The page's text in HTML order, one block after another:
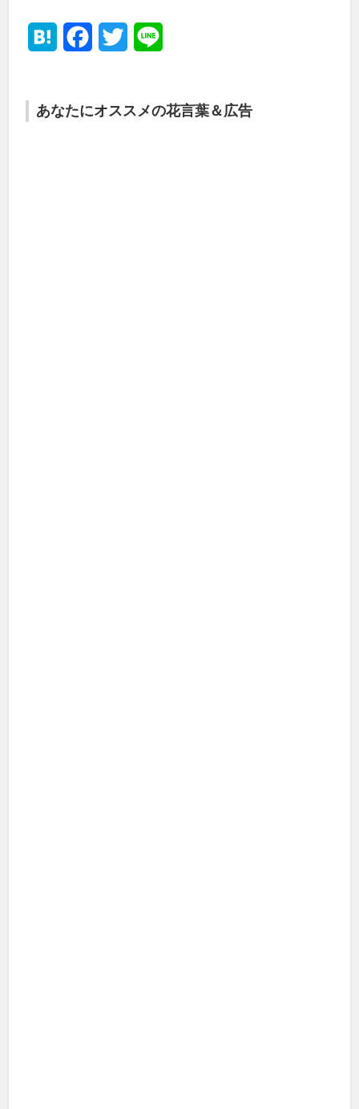
Hatena Facebook
Twitter
あなたにオススメの花言葉＆広告